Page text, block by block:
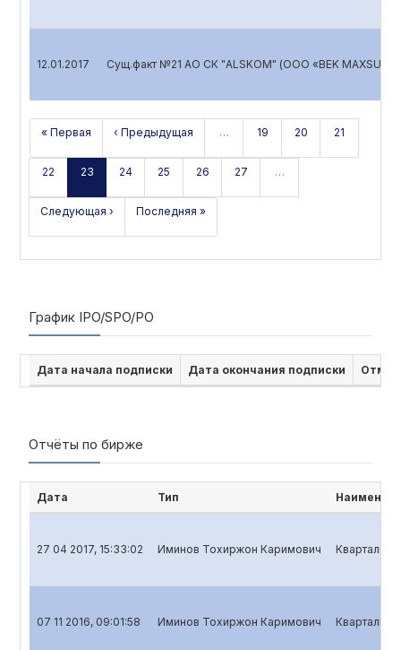
12.01.2017 Сущ.факт №21 АО СК "ALSKOM" (ООО «BEK MAXSUS
« Первая ‹ Предыдущая … 19 20 21
22 23 24 25 26 27 …
Следующая › Последняя »
График IPO/SPO/PO
Дата начала подписки Дата окончания подписки
Отчёты по бирже
Дата Тип
27 04 2017, 15:33:02 Иминов Тохиржон Каримович
07 11 2016, 09:01:58 Иминов Тохиржон Каримович